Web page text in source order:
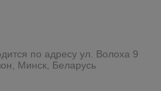
в 25 - 100 литров.
по адресу ул. Волоха 9
Минск, Беларусь